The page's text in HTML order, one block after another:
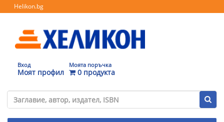
Helikon.bg
Вход
Моят профил
Моята поръчка
0 продукта